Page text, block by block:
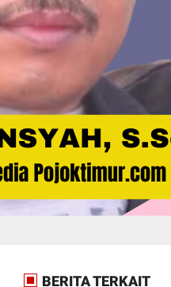
BERITA TERKAIT